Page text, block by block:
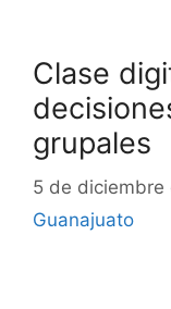
Clase
grupales
5 de diciembre
Guanajuato